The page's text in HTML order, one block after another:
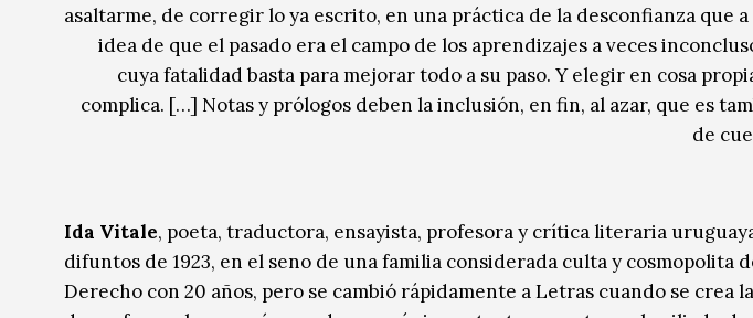
asaltarme, de corregir lo ya escrito, en una práctica de la desconfianza que a
idea de que el pasado era el campo de los aprendizajes a veces
cuya fatalidad basta para mejorar todo a su paso. Y elegir en cosa
complica. […] Notas y prólogos deben la inclusión, en fin, al azar, que es
de
Ida Vitale, poeta, traductora, ensayista, profesora y crítica literaria
difuntos de 1923, en el seno de una familia considerada culta y cosmopolita
Derecho con 20 años, pero se cambió rápidamente a Letras cuando se crea